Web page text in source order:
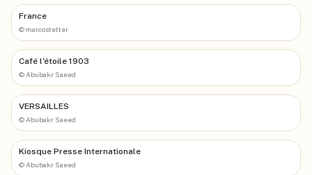
France
© marcostetter
Café l'étoile 1903
© Abubakr Saeed
VERSAILLES
© Abubakr Saeed
Kiosque Presse Internationale
© Abubakr Saeed